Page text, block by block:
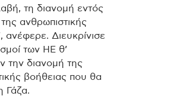
τη διανομή εντός
ανθρωπιστικής
ανέφερε. Διευκρίνισε
των ΗΕ θ’
την διανομή της
βοήθειας που θα
Γάζα.